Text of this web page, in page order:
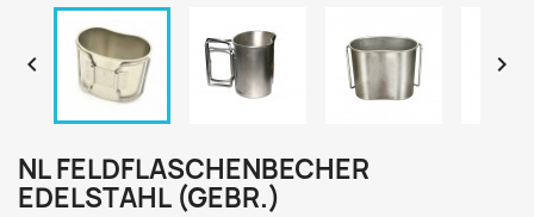
 
NL FELDFLASCHENBECHER
EDELSTAHL (GEBR.)